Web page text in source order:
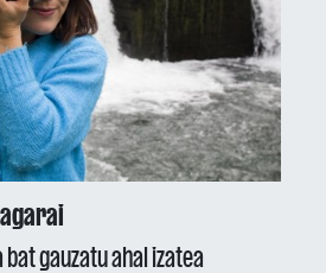
gauzatu ahal izatea